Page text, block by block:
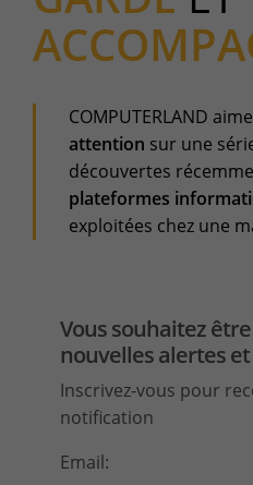
Espace client
Centre de services
Support pour incidents &
+32(0)800/12.712
+32(0)800/12.812
+352 8002 45 46
support-cpld@keyes.eu
+32(0)4 239.89.39
logistics-cpld@keyes.eu
Service Facturation
COMPUTERLAND
attention sur une
découvertes
plateformes
exploitées chez une
Vous souhaitez
nouvelles alertes
Inscrivez-vous pour
notification
Email: